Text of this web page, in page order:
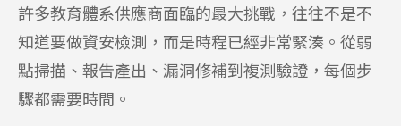
許多教育體系供應商面臨的最大挑戰，往往不是不
知道要做資安檢測，而是時程已經非常緊湊。從弱
點掃描、報告產出、漏洞修補到複測驗證，每個步
驟都需要時間。